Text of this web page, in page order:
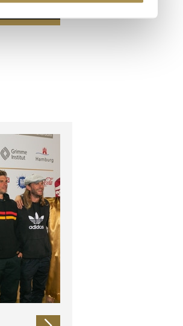
Medien anbieten zu können
führen diese Informationen
sie im Rahmen Ihrer Nutzung